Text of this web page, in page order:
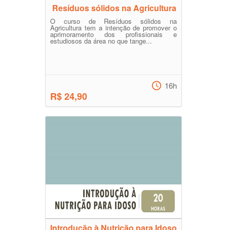
Resíduos sólidos na Agricultura
O curso de Resíduos sólidos na
Agricultura tem a intenção de promover o
aprimoramento dos profissionais e
estudiosos da área no que tange...
R$ 24,90
16h